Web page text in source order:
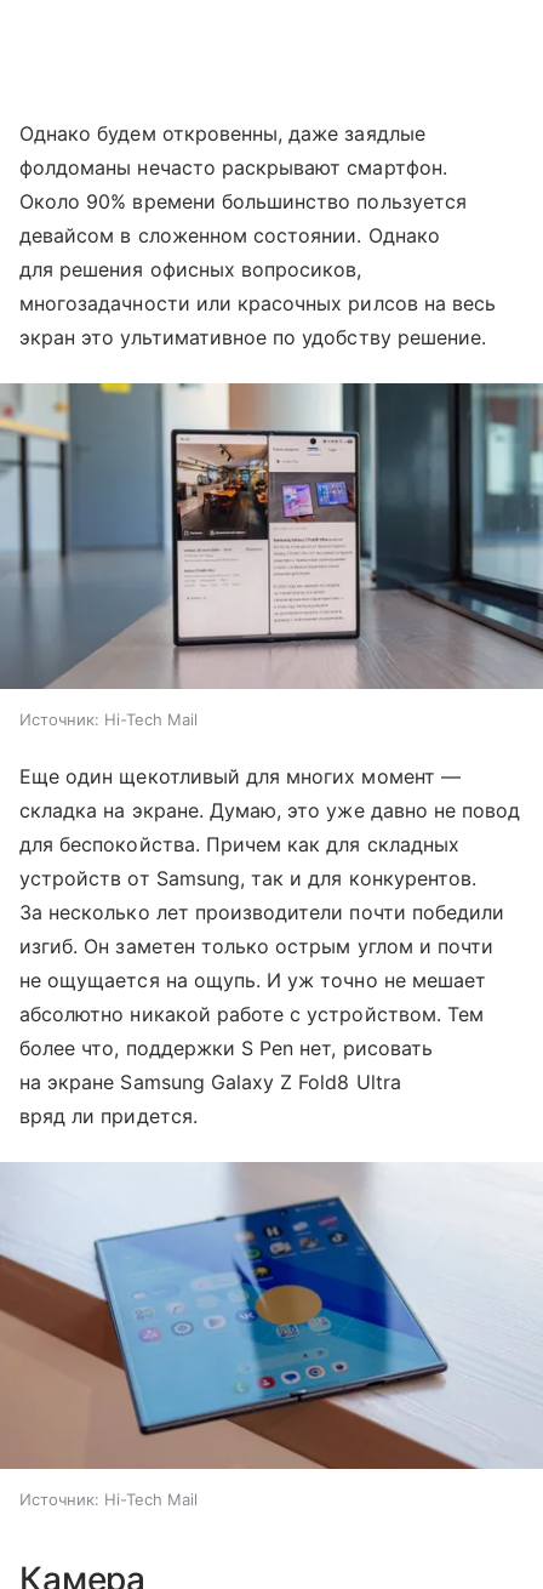
Однако будем откровенны, даже заядлые
фолдоманы нечасто раскрывают смартфон.
Около 90% времени большинство пользуется
девайсом в сложенном состоянии. Однако
для решения офисных вопросиков,
многозадачности или красочных рилсов на весь
экран это ультимативное по удобству решение.
Источник: Hi-Tech Mail
Еще один щекотливый для многих момент —
складка на экране. Думаю, это уже давно не повод
для беспокойства. Причем как для складных
устройств от Samsung, так и для конкурентов.
За несколько лет производители почти победили
изгиб. Он заметен только острым углом и почти
не ощущается на ощупь. И уж точно не мешает
абсолютно никакой работе с устройством. Тем
более что, поддержки S Pen нет, рисовать
на экране Samsung Galaxy Z Fold8 Ultra
вряд ли придется.
Источник: Hi-Tech Mail
Камера